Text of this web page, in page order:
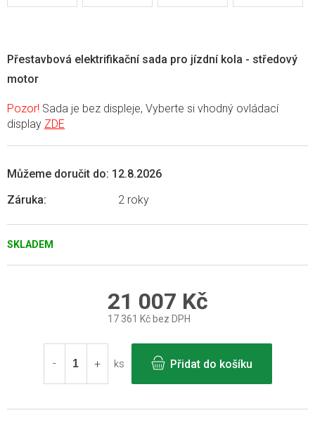
SKLADEM
Můžeme doručit do: 12.8.2026
Záruka: 2 roky
Přestavbová elektrifikační sada pro jízdní kola - středový
motor
Pozor! Sada je bez displeje, Vyberte si vhodný ovládací
display ZDE
21 007 Kč
17 361 Kč bez DPH
cena:
ks
Přidat do košíku